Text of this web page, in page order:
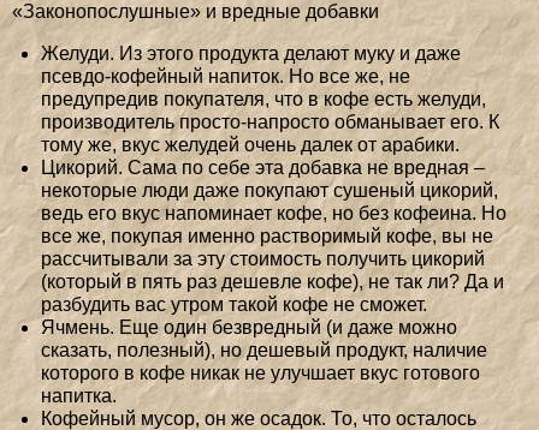
«Законопослушные» и вредные добавки
Желуди. Из этого продукта делают муку и даже
псевдо-кофейный напиток. Но все же, не
предупредив покупателя, что в кофе есть желуди,
производитель просто-напросто обманывает его. К
тому же, вкус желудей очень далек от арабики.
Цикорий. Сама по себе эта добавка не вредная –
некоторые люди даже покупают сушеный цикорий,
ведь его вкус напоминает кофе, но без кофеина. Но
все же, покупая именно растворимый кофе, вы не
рассчитывали за эту стоимость получить цикорий
(который в пять раз дешевле кофе), не так ли? Да и
разбудить вас утром такой кофе не сможет.
Ячмень. Еще один безвредный (и даже можно
сказать, полезный), но дешевый продукт, наличие
которого в кофе никак не улучшает вкус готового
напитка.
Кофейный мусор, он же осадок. То, что осталось